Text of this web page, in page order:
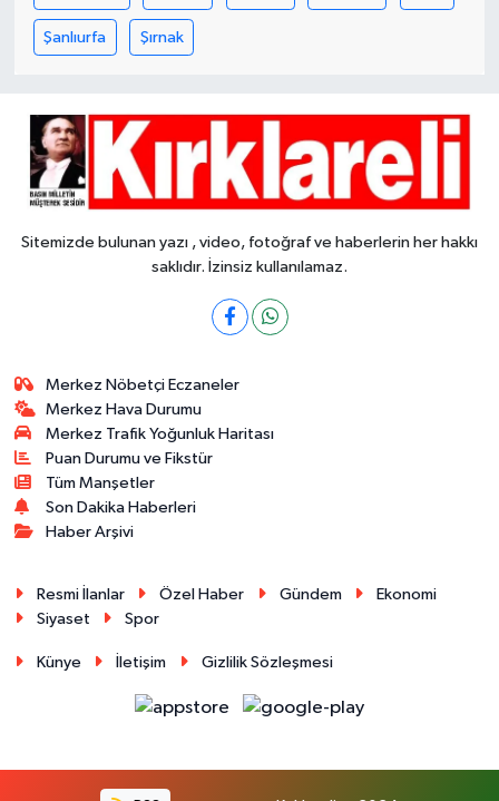
Şanlıurfa Şırnak
Sitemizde bulunan yazı , video, fotoğraf ve haberlerin her hakkı
saklıdır. İzinsiz kullanılamaz.
Merkez Nöbetçi Eczaneler
Merkez Hava Durumu
Merkez Trafik Yoğunluk Haritası
Puan Durumu ve Fikstür
Tüm Manşetler
Son Dakika Haberleri
Haber Arşivi
Resmi İlanlar Özel Haber Gündem
Ekonomi
Siyaset
Spor
Künye İletişim Gizlilik Sözleşmesi